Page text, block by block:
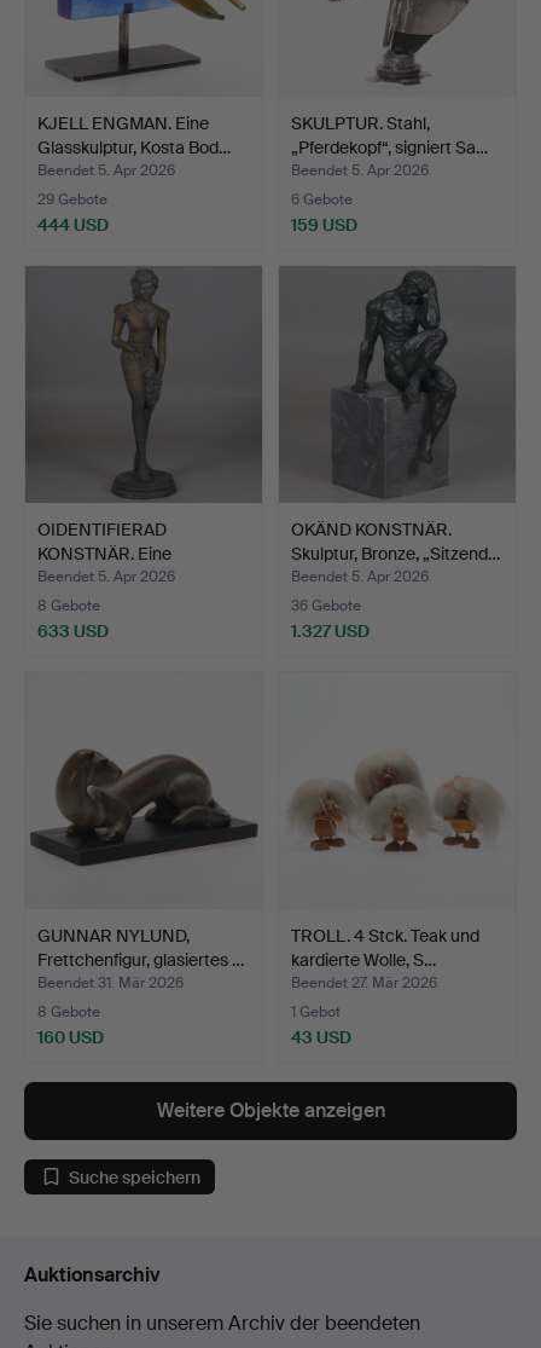
KJELL ENGMAN. Eine
Glasskulptur, Kosta Bod…
Beendet 5. Apr 2026
29 Gebote
444 USD
SKULPTUR. Stahl,
„Pferdekopf“, signiert Sa…
Beendet 5. Apr 2026
6 Gebote
159 USD
OIDENTIFIERAD
KONSTNÄR. Eine
Bronzestatue,…
Beendet 5. Apr 2026
8 Gebote
633 USD
OKÄND KONSTNÄR.
Skulptur, Bronze, „Sitzend…
Beendet 5. Apr 2026
36 Gebote
1.327 USD
GUNNAR NYLUND,
Frettchenfigur, glasiertes …
Beendet 31. Mär 2026
8 Gebote
160 USD
TROLL. 4 Stck. Teak und
kardierte Wolle, S…
Beendet 27. Mär 2026
1 Gebot
43 USD
Weitere Objekte anzeigen
Suche speichern
Auktionsarchiv
Sie suchen in unserem Archiv der beendeten